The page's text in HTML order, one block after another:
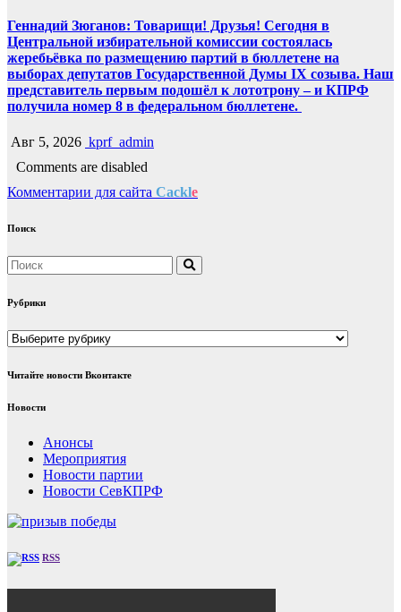
Геннадий Зюганов: Товарищи! Друзья! Сегодня в
Центральной избирательной комиссии состоялась
жеребьёвка по размещению партий в бюллетене на
выборах депутатов Государственной Думы IX созыва. Наш
представитель первым подошёл к лототрону – и КПРФ
получила номер 8 в федеральном бюллетене.
Авг 5, 2026 kprf_admin
Comments are disabled
Комментарии для сайта Cackle
Поиск
Рубрики
Рубрики
Читайте новости Вконтакте
Новости
Анонсы
Мероприятия
Новости партии
Новости СевКПРФ
RSS